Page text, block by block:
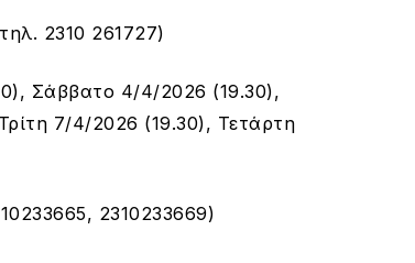
2310 261727)
Σάββατο 4/4/2026 (19.30),
7/4/2026 (19.30), Τετάρτη
2310233669)